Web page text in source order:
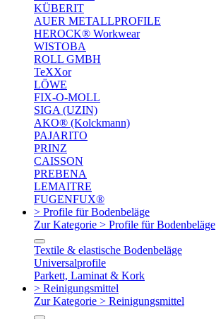
KÜBERIT
AUER METALLPROFILE
HEROCK® Workwear
WISTOBA
ROLL GMBH
TeXXor
LÖWE
FIX-O-MOLL
SIGA (UZIN)
AKO® (Kolckmann)
PAJARITO
PRINZ
CAISSON
PREBENA
LEMAITRE
FUGENFUX®
> Profile für Bodenbeläge
Zur Kategorie > Profile für Bodenbeläge
Textile & elastische Bodenbeläge
Universalprofile
Parkett, Laminat & Kork
> Reinigungsmittel
Zur Kategorie > Reinigungsmittel